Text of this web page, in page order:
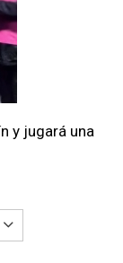
y jugará una